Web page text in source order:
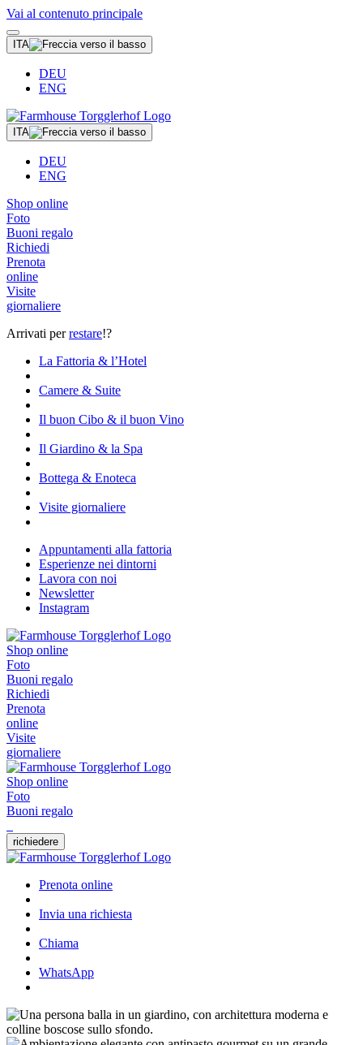
Vai al contenuto principale
ITA
DEU
ENG
ITA
DEU
ENG
Shop online
Foto
Buoni regalo
Richiedi
Prenota
online
Visite
giornaliere
Arrivati perrestare!?
La Fattoria & l’Hotel
Camere & Suite
Il buon Cibo & il buon Vino
Il Giardino & la Spa
Bottega & Enoteca
Visite giornaliere
Appuntamenti alla fattoria
Esperienze nei dintorni
Lavora con noi
Newsletter
Instagram
Shop online
Foto
Buoni regalo
Richiedi
Prenota
online
Visite
giornaliere
Shop online
Foto
Buoni regalo
richiedere
Prenota online
Invia una richiesta
Chiama
WhatsApp